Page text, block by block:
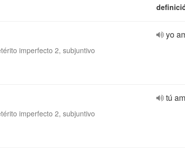
imperfecto 2, subjuntivo
yo
imperfecto 2, subjuntivo
tú